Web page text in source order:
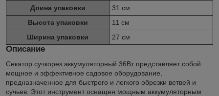
Длина упаковки
31 см
Высота упаковки
11 см
Ширина упаковки
27 см
Описание
Секатор сучкорез аккумуляторный 36Вт представляет собой
мощное и эффективное садовое оборудование,
предназначенное для быстрого и легкого обрезки ветвей и
сучьев. Этот инструмент оснащен мощным аккумуляторным